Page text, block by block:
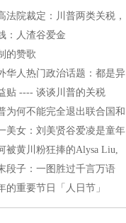
法院裁定：川普两类关税，
：人渣谷爱金
的赞歌
华人热门政治话题：都是异
贴 ---- 谈谈川普的关税
为何不能完全退出联合国和
美女：刘美贤谷爱凌是童年
被黄川粉狂捧的Alysa Liu,
段子：一图胜过千言万语
的重要节日「人日节」